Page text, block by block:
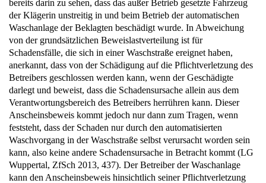
bereits darin zu sehen, dass das außer Betrieb gesetzte Fahrzeug
der Klägerin unstreitig in und beim Betrieb der automatischen
Waschanlage der Beklagten beschädigt wurde. In Abweichung
von der grundsätzlichen Beweislastverteilung ist für
Schadensfälle, die sich in einer Waschstraße ereignet haben,
anerkannt, dass von der Schädigung auf die Pflichtverletzung des
Betreibers geschlossen werden kann, wenn der Geschädigte
darlegt und beweist, dass die Schadensursache allein aus dem
Verantwortungsbereich des Betreibers herrühren kann. Dieser
Anscheinsbeweis kommt jedoch nur dann zum Tragen, wenn
feststeht, dass der Schaden nur durch den automatisierten
Waschvorgang in der Waschstraße selbst verursacht worden sein
kann, also keine andere Schadensursache in Betracht kommt (LG
Wuppertal, ZfSch 2013, 437). Der Betreiber der Waschanlage
kann den Anscheinsbeweis hinsichtlich seiner Pflichtverletzung